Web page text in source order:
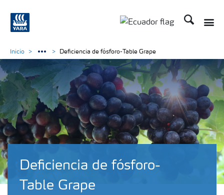
Buscar
Deficiencia de fósforo-
Table Grape
Inicio Deficiencia de fósforo-Table Grape